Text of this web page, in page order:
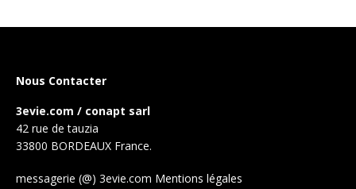
Nous Contacter
3evie.com / conapt sarl
42 rue de tauzia
33800 BORDEAUX France.
messagerie (@) 3evie.com Mentions légales